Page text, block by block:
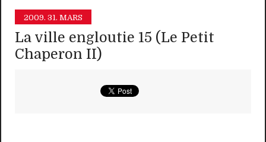
2009. 31. MARS
La ville engloutie 15 (Le Petit
Chaperon II)